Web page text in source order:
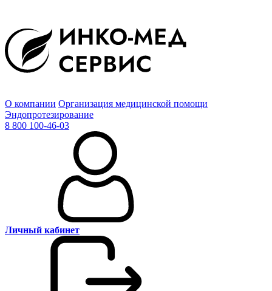
О компании Организация медицинской помощи
Эндопротезирование
8 800 100-46-03
Личный кабинет